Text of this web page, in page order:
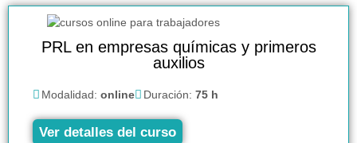
PRL en empresas químicas y primeros
auxilios
Modalidad: online Duración: 75 h
Ver detalles del curso